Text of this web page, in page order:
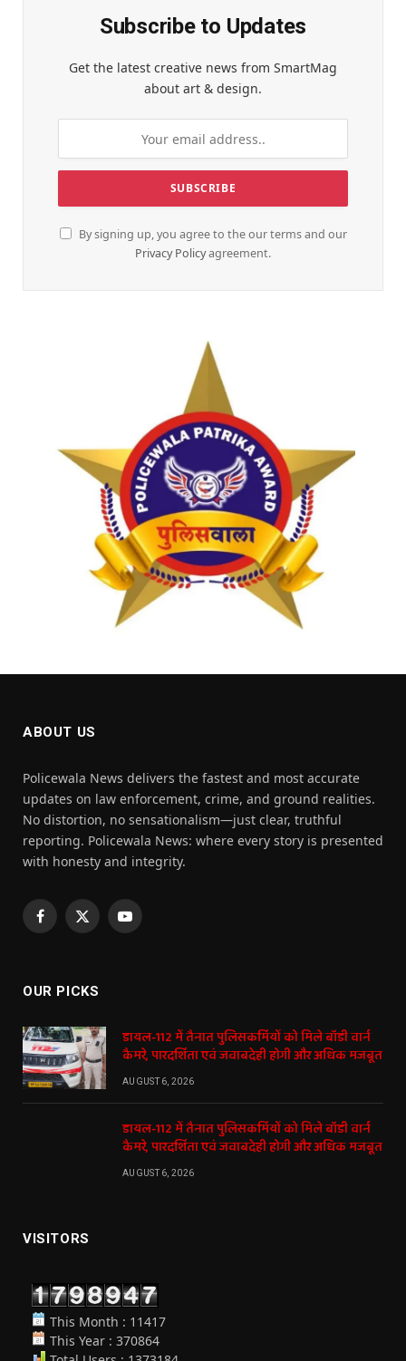
Subscribe to Updates
Get the latest creative news from SmartMag
about art & design.
By signing up, you agree to the our terms and our
Privacy Policyagreement.
ABOUT US
Policewala News delivers the fastest and most accurate
updates on law enforcement, crime, and ground realities.
No distortion, no sensationalism—just clear, truthful
reporting. Policewala News: where every story is presented
with honesty and integrity.
Facebook
X
YouTube
OUR PICKS
डायल-112 में तैनात पुलिसकर्मियों को मिले बॉडी वार्न
कैमरे, पारदर्शिता एवं जवाबदेही होगी और अधिक मजबूत
AUGUST 6, 2026
डायल-112 में तैनात पुलिसकर्मियों को मिले बॉडी वार्न
कैमरे, पारदर्शिता एवं जवाबदेही होगी और अधिक मजबूत
AUGUST 6, 2026
VISITORS
This Month : 11417
This Year : 370864